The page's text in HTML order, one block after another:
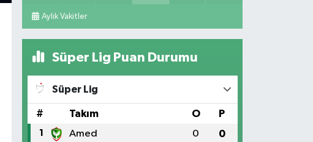
Aylık Vakitler
Süper Lig Puan Durumu
Süper Lig
# Takım O P
1 Amed 0 0